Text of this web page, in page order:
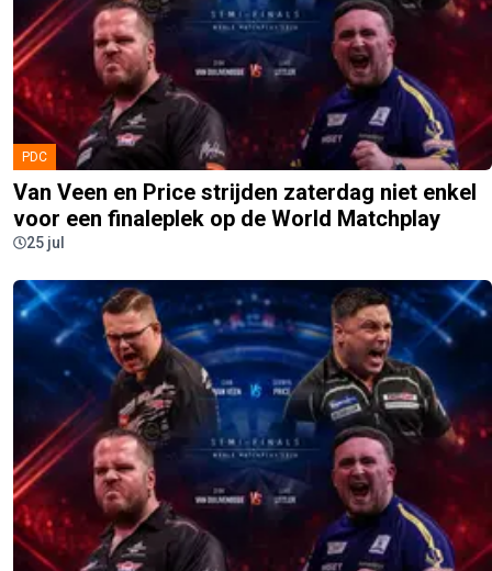
PDC
Van Veen en Price strijden zaterdag niet enkel
voor een finaleplek op de World Matchplay
25 jul